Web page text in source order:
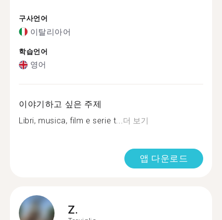
구사언어
이탈리아어
학습언어
영어
이야기하고 싶은 주제
Libri, musica, film e serie t...더 보기
앱 다운로드
Z.